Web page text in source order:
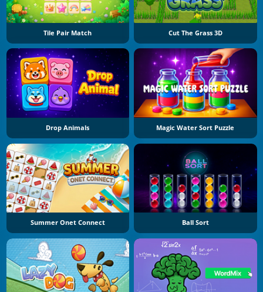
Tile Pair Match Cut The Grass 3D
Drop Animals Magic Water Sort Puzzle
Summer Onet Connect Ball Sort